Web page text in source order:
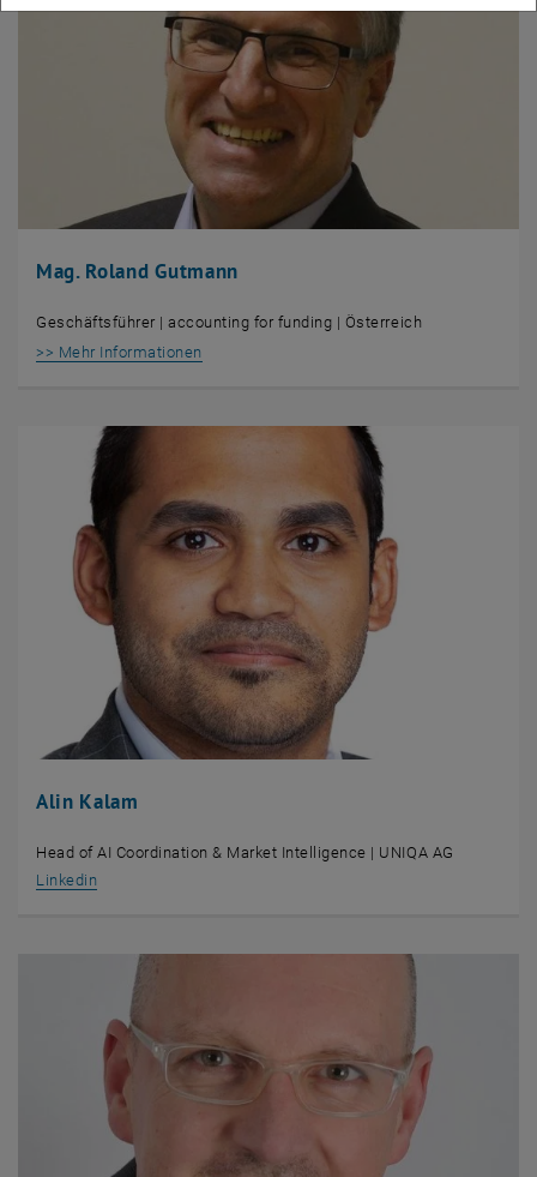
Mag. Roland Gutmann
Geschäftsführer | accounting for funding | Österreich
>> Mehr Informationen
Alin Kalam
Head of AI Coordination & Market Intelligence | UNIQA AG
Linkedin